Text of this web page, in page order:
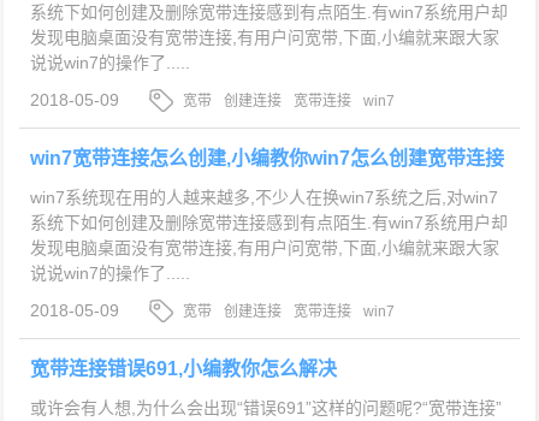
系统下如何创建及删除宽带连接感到有点陌生.有win7系统用户却
发现电脑桌面没有宽带连接,有用户问宽带,下面,小编就来跟大家
说说win7的操作了.....
2018-05-09
宽带 创建连接 宽带连接 win7
win7宽带连接怎么创建,小编教你win7怎么创建宽带连接
win7系统现在用的人越来越多,不少人在换win7系统之后,对win7
系统下如何创建及删除宽带连接感到有点陌生.有win7系统用户却
发现电脑桌面没有宽带连接,有用户问宽带,下面,小编就来跟大家
说说win7的操作了.....
2018-05-09
宽带 创建连接 宽带连接 win7
宽带连接错误691,小编教你怎么解决
或许会有人想,为什么会出现“错误691”这样的问题呢?“宽带连接”